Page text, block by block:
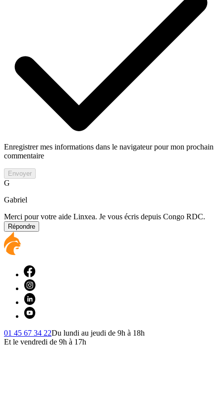
Enregistrer mes informations dans le navigateur pour mon prochain
commentaire
Envoyer
G
Gabriel
Merci pour votre aide Linxea. Je vous écris depuis Congo RDC.
Répondre
01 45 67 34 22Du lundi au jeudi de 9h à 18h
Et le vendredi de 9h à 17h